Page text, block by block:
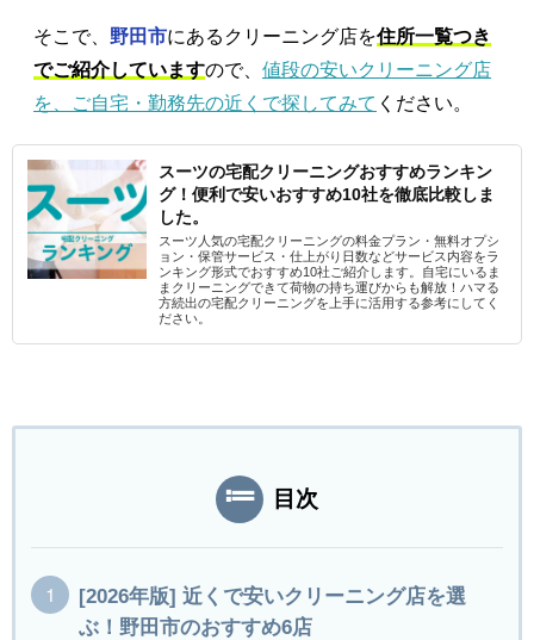
そこで、 野田市にあるクリーニング店を住所一覧つき
でご紹介していますので、 値段の安いクリーニング店
を、ご自宅・勤務先の近くで探してみて ください。
スーツの宅配クリーニングおすすめランキン
グ！便利で安いおすすめ10社を徹底比較しま
した。
スーツ人気の宅配クリーニングの料金プラン・無料オプシ
ョン・保管サービス・仕上がり日数などサービス内容をラ
ンキング形式でおすすめ10社ご紹介します。自宅にいるま
まクリーニングできて荷物の持ち運びからも解放！ハマる
方続出の宅配クリーニングを上手に活用する参考にしてく
ださい。
目次
[2026年版] 近くで安いクリーニング店を選
ぶ！野田市のおすすめ6店